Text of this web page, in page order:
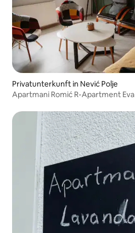
Privatunterkunft in Nević Polje
Apartmani Romić R-Apartment Eva